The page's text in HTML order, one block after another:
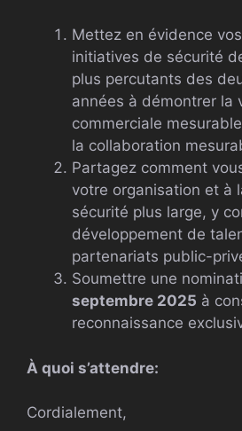
Mettez en évidence
initiatives de sécurité
plus percutants des
années à démontrer la
commerciale
la collaboration
Partagez comment
votre organisation et à
sécurité plus large, y
développement de
partenariats public-
Soumettre une
septembre 2025 à
reconnaissance
À quoi s’attendre:
Cordialement,